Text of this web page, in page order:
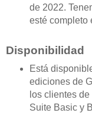
de 2022.
esté completo
Disponibilidad
Está
ediciones de
los clientes
Suite Basic y